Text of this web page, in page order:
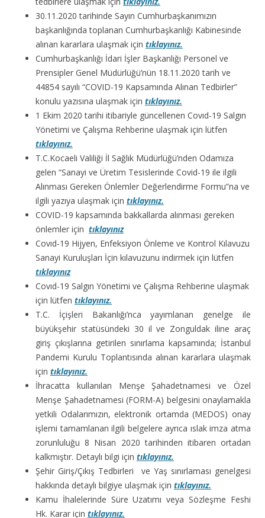
30.11.2020 tarihinde Sayın Cumhurbaşkanımızın
başkanlığında toplanan Cumhurbaşkanlığı Kabinesinde
alınan kararlara ulaşmak için tıklayınız.
Cumhurbaşkanlığı İdari İşler Başkanlığı Personel ve
Prensipler Genel Müdürlüğü’nün 18.11.2020 tarih ve
44854 sayılı “COVID-19 Kapsamında Alınan Tedbirler”
konulu yazısına ulaşmak için tıklayınız.
1 Ekim 2020 tarihi itibariyle güncellenen Covıd-19 Salgın
Yönetimi ve Çalışma Rehberine ulaşmak için lütfen
tıklayınız.
T.C.Kocaeli Valiliği İl Sağlık Müdürlüğü’nden Odamıza
gelen “Sanayi ve Üretim Tesislerinde Covid-19 ile ilgili
Alınması Gereken Önlemler Değerlendirme Formu”na ve
ilgili yazıya ulaşmak için tıklayınız.
COVID-19 kapsamında bakkallarda alınması gereken
önlemler için tıklayınız
Covıd-19 Hijyen, Enfeksiyon Önleme ve Kontrol Kılavuzu
Sanayi Kuruluşları İçin kılavuzunu indirmek için lütfen
tıklayınız
Covıd-19 Salgın Yönetimi ve Çalışma Rehberine ulaşmak
için lütfen tıklayınız.
T.C. İçişleri Bakanlığı’nca yayımlanan genelge ile
büyükşehir statüsündeki 30 il ve Zonguldak iline araç
giriş çıkışlarına getirilen sınırlama kapsamında; İstanbul
Pandemi Kurulu Toplantısında alınan kararlara ulaşmak
için tıklayınız.
İhracatta kullanılan Menşe Şahadetnamesi ve Özel
Menşe Şahadetnamesi (FORM-A) belgesini onaylamakla
yetkili Odalarımızın, elektronik ortamda (MEDOS) onay
işlemi tamamlanan ilgili belgelere ayrıca ıslak imza atma
zorunluluğu 8 Nisan 2020 tarihinden itibaren ortadan
kalkmıştır. Detaylı bilgi için tıklayınız.
Şehir Giriş/Çıkış Tedbirleri ve Yaş sınırlaması genelgesi
hakkında detaylı bilgiye ulaşmak için tıklayınız.
Kamu İhalelerinde Süre Uzatımı veya Sözleşme Feshi
Hk. Karar için tıklayınız.